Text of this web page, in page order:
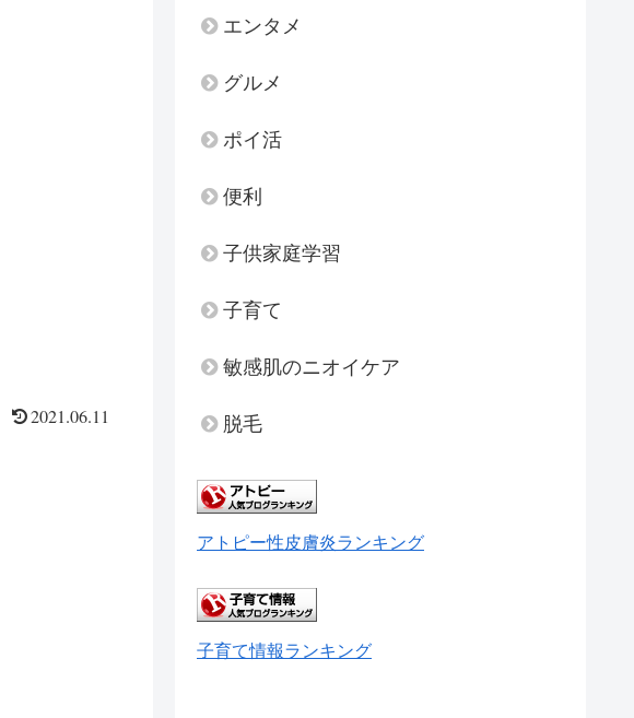
2021.06.11
エンタメ
グルメ
ポイ活
便利
子供家庭学習
子育て
敏感肌のニオイケア
脱毛
アトピー性皮膚炎ランキング
子育て情報ランキング